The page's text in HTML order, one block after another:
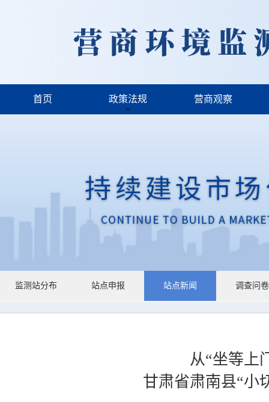
首页 政策法规 营商观察
监测站分布 站点申报 站点新闻 调查问卷
从“坐等上
甘肃省肃南县“小